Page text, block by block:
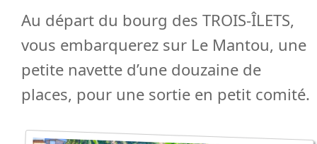
Au départ du bourg des TROIS-ÎLETS,
vous embarquerez sur Le Mantou, une
petite navette d’une douzaine de
places, pour une sortie en petit comité.